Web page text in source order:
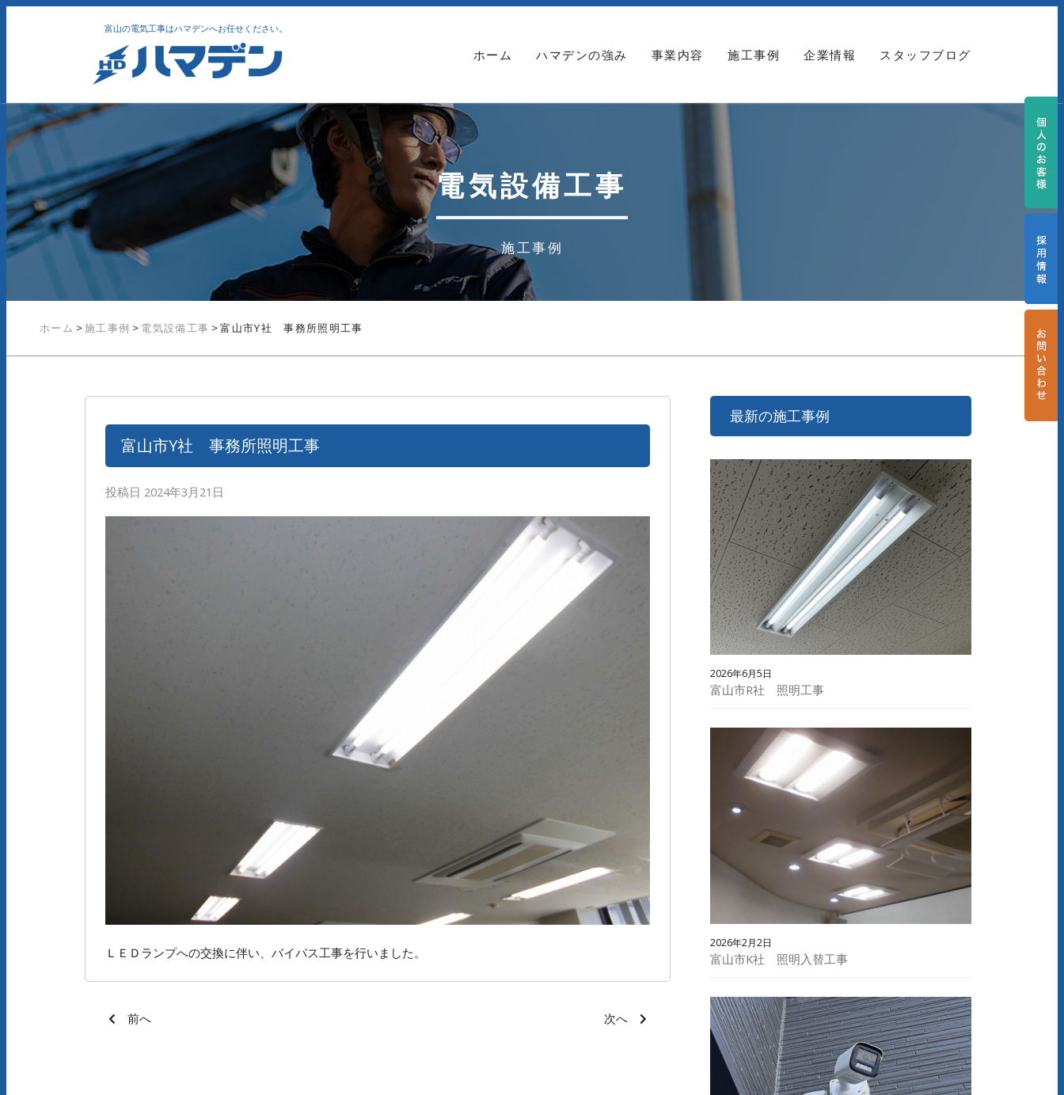
富山の電気工事はハマデンへお任せください。
ホーム ハマデンの強み 事業内容 施工事例 企業情報 スタッフブログ
電気設備工事
施工事例
ホーム >施工事例 > 電気設備工事 >富山市Y社 事務所照明工事
富山市Y社 事務所照明工事
投稿日 2024年3月21日
ＬＥＤランプへの交換に伴い、バイパス工事を行いました。
前へ 次へ
最新の施工事例
2026年6月5日
富山市R社 照明工事
2026年2月2日
富山市K社 照明入替工事